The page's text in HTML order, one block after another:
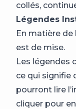
collés,
Légendes
En matière de
est de mise.
Les légendes
ce qui signifie
pourront lire
cliquer pour